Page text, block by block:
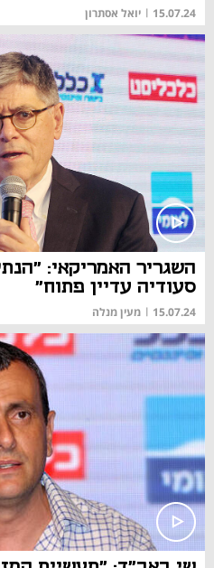
15.07.24
| יואל אסתרון
השגריר האמריקאי:
סעודיה עדיין פתוח"
15.07.24
| מעין מנלה